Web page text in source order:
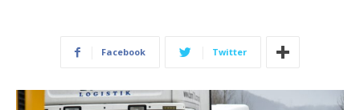
Facebook Twitter